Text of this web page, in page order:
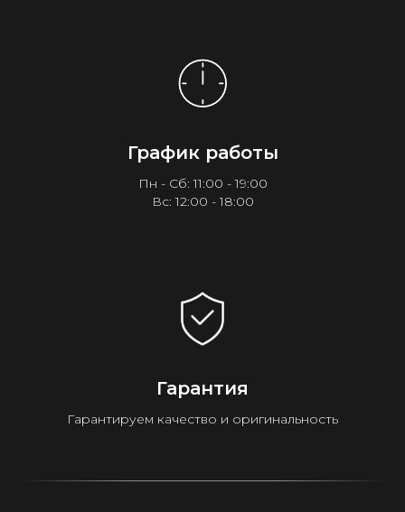
График работы
Пн - Сб: 11:00 - 19:00
Вс: 12:00 - 18:00
Гарантия
Гарантируем качество и оригинальность